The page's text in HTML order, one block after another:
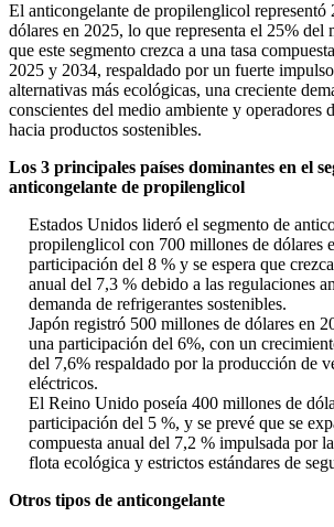
El anticongelante de propilenglicol representó
dólares en 2025, lo que representa el 25% del
que este segmento crezca a una tasa
2025 y 2034, respaldado por un fuerte
alternativas más ecológicas, una creciente
conscientes del medio ambiente y operadores
hacia productos sostenibles.
Los 3 principales países dominantes en el
anticongelante de propilenglicol
Estados Unidos lideró el segmento de
propilenglicol con 700 millones de dólares
participación del 8 % y se espera que
anual del 7,3 % debido a las regulaciones
demanda de refrigerantes sostenibles.
Japón registró 500 millones de dólares en
una participación del 6%, con un
del 7,6% respaldado por la producción de
eléctricos.
El Reino Unido poseía 400 millones de
participación del 5 %, y se prevé que se
compuesta anual del 7,2 % impulsada por
flota ecológica y estrictos estándares de
Otros tipos de anticongelante